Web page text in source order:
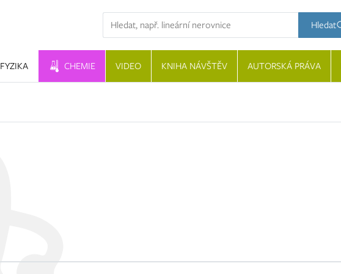
Hledaný výraz Hledat
FYZIKA CHEMIE VIDEO KNIHA NÁVŠTĚV AUTORSKÁ PRÁVA